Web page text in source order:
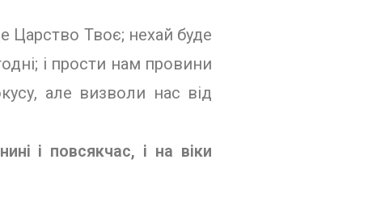
Цар­ство Твоє; нехай буде
і прости нам провини
але ви­зволи нас від
і повсякчас, і на віки